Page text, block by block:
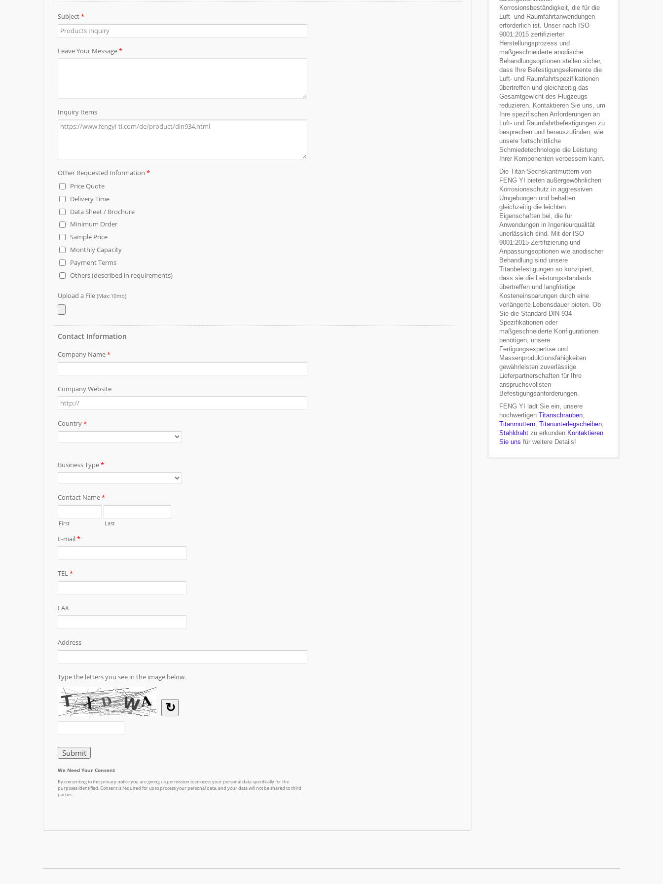
Korrosionsbeständigkeit, die für die
Luft- und Raumfahrtanwendungen
erforderlich ist. Unser nach ISO
9001:2015 zertifizierter
Herstellungsprozess und
maßgeschneiderte anodische
Behandlungsoptionen stellen sicher,
dass Ihre Befestigungselemente die
Luft- und Raumfahrtspezifikationen
übertreffen und gleichzeitig das
Gesamtgewicht des Flugzeugs
reduzieren. Kontaktieren Sie uns, um
Ihre spezifischen Anforderungen an
Luft- und Raumfahrtbefestigungen zu
besprechen und herauszufinden, wie
unsere fortschrittliche
Schmiedetechnologie die Leistung
Ihrer Komponenten verbessern kann.
Die Titan-Sechskantmuttern von
FENG YI bieten außergewöhnlichen
Korrosionsschutz in aggressiven
Umgebungen und behalten
gleichzeitig die leichten
Eigenschaften bei, die für
Anwendungen in Ingenieurqualität
unerlässlich sind. Mit der ISO
9001:2015-Zertifizierung und
Anpassungsoptionen wie anodischer
Behandlung sind unsere
Titanbefestigungen so konzipiert,
dass sie die Leistungsstandards
übertreffen und langfristige
Kosteneinsparungen durch eine
verlängerte Lebensdauer bieten. Ob
Sie die Standard-DIN 934-
Spezifikationen oder
maßgeschneiderte Konfigurationen
benötigen, unsere
Fertigungsexpertise und
Massenproduktionsfähigkeiten
gewährleisten zuverlässige
Lieferpartnerschaften für Ihre
anspruchsvollsten
Befestigungsanforderungen.
FENG YI lädt Sie ein, unsere
hochwertigen Titanschrauben,
Titanmuttern, Titanunterlegscheiben,
Stahldraht zu erkunden. Kontaktieren
Sie uns für weitere Details!